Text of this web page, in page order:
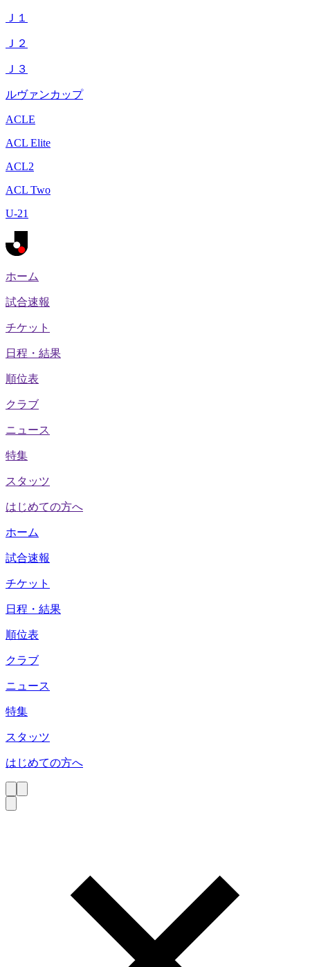
Ｊ１
Ｊ２
Ｊ３
ルヴァンカップ
ACLE
ACL Elite
ACL2
ACL Two
U-21
ホーム
試合速報
チケット
日程・結果
順位表
クラブ
ニュース
特集
スタッツ
はじめての方へ
ホーム
試合速報
チケット
日程・結果
順位表
クラブ
ニュース
特集
スタッツ
はじめての方へ